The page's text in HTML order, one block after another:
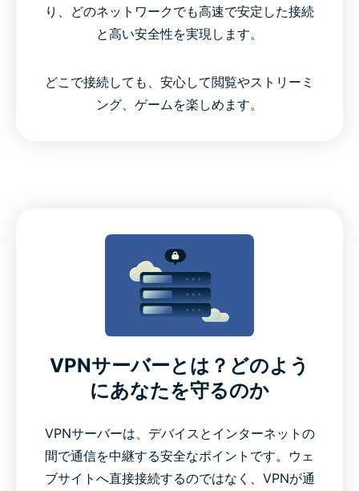
り、どのネットワークでも高速で安定した接続
と高い安全性を実現します。
どこで接続しても、安心して閲覧やストリーミ
ング、ゲームを楽しめます。
VPNサーバーとは？どのよう
にあなたを守るのか
VPNサーバーは、デバイスとインターネットの
間で通信を中継する安全なポイントです。ウェ
ブサイトへ直接接続するのではなく、VPNが通